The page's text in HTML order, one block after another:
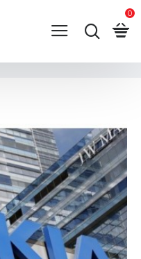
0